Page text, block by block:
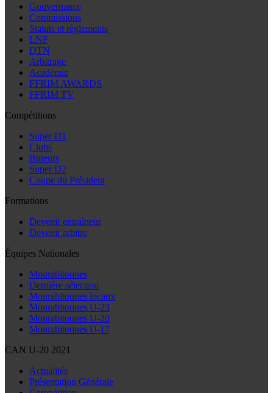
Gouvernance
Commissions
Statuts et règlements
LNF
DTN
Arbitrage
Académie
FFRIM AWARDS
FFRIM TV
Compétitions
Super D1
Clubs
Buteurs
Super D2
Coupe du Président
Formations
Devenir entraîneur
Devenir arbitre
Équipes Nationales
Mourabitounes
Dernière sélection
Mourabitounes locaux
Mourabitounes U-23
Mourabitounes U-20
Mourabitounes U-17
CAN U-20 2021
Actualités
Présentation Générale